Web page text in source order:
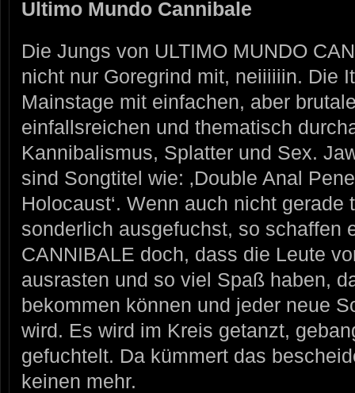
Ultimo Mundo Cannibale
Die Jungs von ULTIMO MUNDO
nicht nur Goregrind mit, neiiiiiin. Die
Mainstage mit einfachen, aber
einfallsreichen und thematisch
Kannibalismus, Splatter und Sex.
sind Songtitel wie: ‚Double Anal
Holocaust‘. Wenn auch nicht
sonderlich ausgefuchst, so schaffen
CANNIBALE doch, dass die Leute
ausrasten und so viel Spaß haben,
bekommen können und jeder neue
wird. Es wird im Kreis getanzt,
gefuchtelt. Da kümmert das
keinen mehr.